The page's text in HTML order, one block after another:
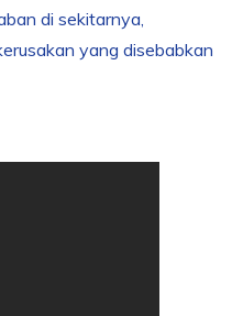
di sekitarnya,
yang disebabkan